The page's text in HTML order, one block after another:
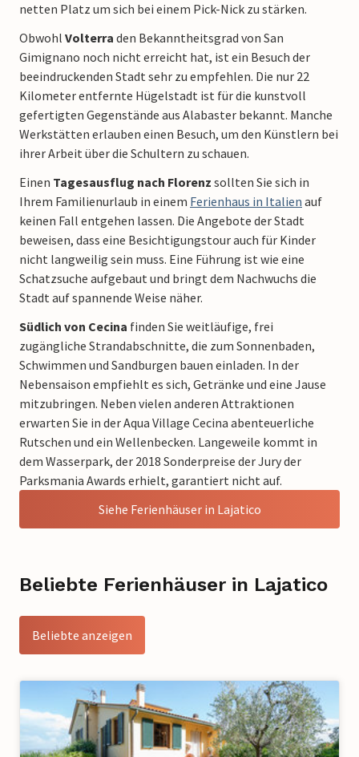
netten Platz um sich bei einem Pick-Nick zu stärken.
Obwohl Volterra den Bekanntheitsgrad von San
Gimignano noch nicht erreicht hat, ist ein Besuch der
beeindruckenden Stadt sehr zu empfehlen. Die nur 22
Kilometer entfernte Hügelstadt ist für die kunstvoll
gefertigten Gegenstände aus Alabaster bekannt. Manche
Werkstätten erlauben einen Besuch, um den Künstlern bei
ihrer Arbeit über die Schultern zu schauen.
Einen Tagesausflug nach Florenz sollten Sie sich in
Ihrem Familienurlaub in einem Ferienhaus in Italien auf
keinen Fall entgehen lassen. Die Angebote der Stadt
beweisen, dass eine Besichtigungstour auch für Kinder
nicht langweilig sein muss. Eine Führung ist wie eine
Schatzsuche aufgebaut und bringt dem Nachwuchs die
Stadt auf spannende Weise näher.
Südlich von Cecina finden Sie weitläufige, frei
zugängliche Strandabschnitte, die zum Sonnenbaden,
Schwimmen und Sandburgen bauen einladen. In der
Nebensaison empfiehlt es sich, Getränke und eine Jause
mitzubringen. Neben vielen anderen Attraktionen
erwarten Sie in der Aqua Village Cecina abenteuerliche
Rutschen und ein Wellenbecken. Langeweile kommt in
dem Wasserpark, der 2018 Sonderpreise der Jury der
Parksmania Awards erhielt, garantiert nicht auf.
Siehe Ferienhäuser in Lajatico
Beliebte Ferienhäuser in Lajatico
Beliebte anzeigen